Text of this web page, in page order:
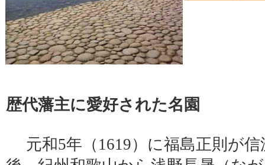
歴代藩主に愛好された名園
元和5年（1619）に福島正則が